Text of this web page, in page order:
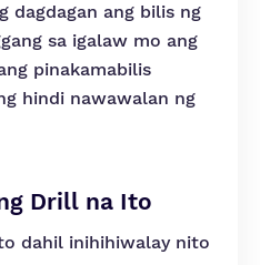
dagdagan ang bilis ng
sa igalaw mo ang
pinakamabilis
hindi nawawalan ng
Drill na Ito
dahil inihihiwalay nito